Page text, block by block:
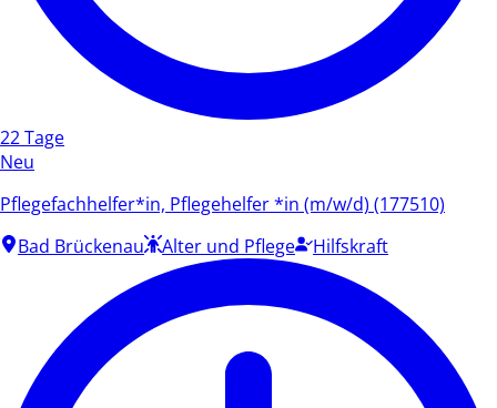
22 Tage
Neu
Pflegefachhelfer*in, Pflegehelfer *in (m/w/d) (177510)
Bad Brückenau
Alter und Pflege Hilfskraft